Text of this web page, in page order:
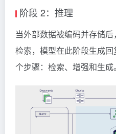
阶段 2：推理
当外部数据被编码并存储
检索，模型在此阶段生成
个步骤：检索、增强和生成。